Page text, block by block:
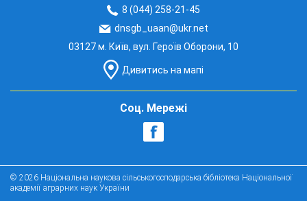
8 (044) 258-21-45
dnsgb_uaan@ukr.net
03127 м. Київ, вул. Героїв Оборони, 10
Дивитись на мапі
Соц. Мережі
© 2026 Національна наукова сільськогосподарська бібліотека Національної
академії аграрних наук України